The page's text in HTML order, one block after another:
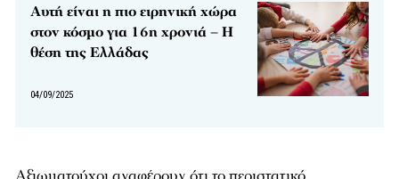
Αυτή είναι η πιο ειρηνική χώρα
στον κόσμο για 16η χρονιά – Η
θέση της Ελλάδας
04/09/2025